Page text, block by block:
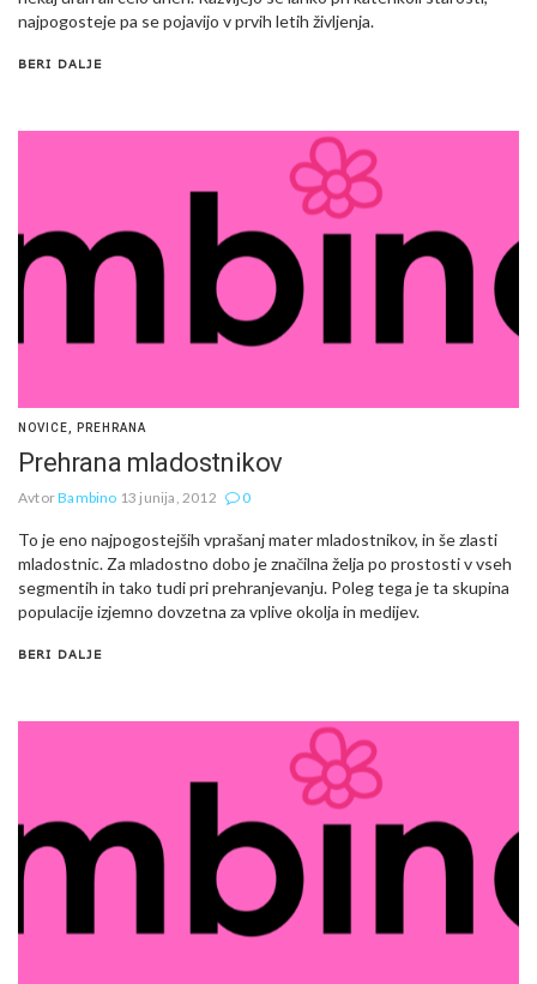
najpogosteje pa se pojavijo v prvih letih življenja.
BERI DALJE
NOVICE PREHRANA
Prehrana mladostnikov
AvtorBambino 13 junija, 2012 0
To je eno najpogostejših vprašanj mater mladostnikov, in še zlasti
mladostnic. Za mladostno dobo je značilna želja po prostosti v vseh
segmentih in tako tudi pri prehranjevanju. Poleg tega je ta skupina
populacije izjemno dovzetna za vplive okolja in medijev.
BERI DALJE